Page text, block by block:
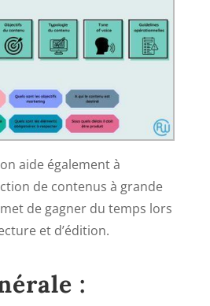
aide également à
de contenus à grande
de gagner du temps lors
et d’édition.
: